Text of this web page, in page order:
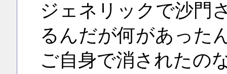
ジェネリックで沙門
るんだが何があった
ご自身で消されたの